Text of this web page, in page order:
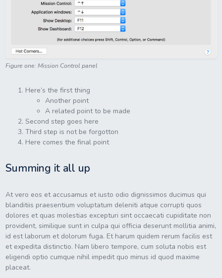
Figure one: Mission Control panel
Here’s the first thing
Another point
A related point to be made
Second step goes here
Third step is not be forgotton
Here comes the final point
Summing it all up
At vero eos et accusamus et iusto odio dignissimos ducimus qui
blanditiis praesentium voluptatum deleniti atque corrupti quos
dolores et quas molestias excepturi sint occaecati cupiditate non
provident, similique sunt in culpa qui officia deserunt mollitia animi,
id est laborum et dolorum fuga. Et harum quidem rerum facilis est
et expedita distinctio. Nam libero tempore, cum soluta nobis est
eligendi optio cumque nihil impedit quo minus id quod maxime
placeat.